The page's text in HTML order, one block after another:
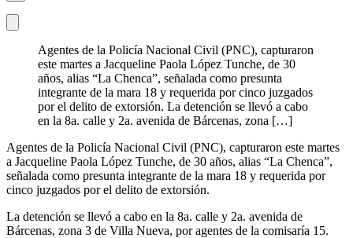
Agentes de la Policía Nacional Civil (PNC), capturaron
este martes a Jacqueline Paola López Tunche, de 30
años, alias “La Chenca”, señalada como presunta
integrante de la mara 18 y requerida por cinco juzgados
por el delito de extorsión. La detención se llevó a cabo
en la 8a. calle y 2a. avenida de Bárcenas, zona […]
Agentes de la Policía Nacional Civil (PNC), capturaron este martes
a Jacqueline Paola López Tunche, de 30 años, alias “La Chenca”,
señalada como presunta integrante de la mara 18 y requerida por
cinco juzgados por el delito de extorsión.
La detención se llevó a cabo en la 8a. calle y 2a. avenida de
Bárcenas, zona 3 de Villa Nueva, por agentes de la comisaría 15.